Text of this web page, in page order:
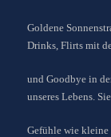
Goldene
Drinks, Flirts mit
und Goodbye in
unseres Lebens.
Gefühle wie